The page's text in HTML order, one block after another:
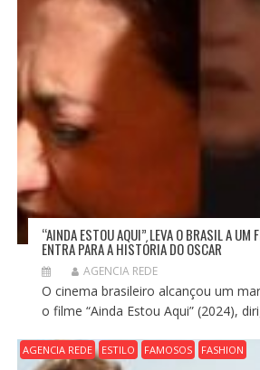
“AINDA ESTOU AQUI” LEVA O BRASIL A UM
ENTRA PARA A HISTÓRIA DO OSCAR
AGENCIA REDE
O cinema brasileiro alcançou um
o filme “Ainda Estou Aqui” (2024),
AGENCIA REDE ESTILO FAMOSOS FASHION